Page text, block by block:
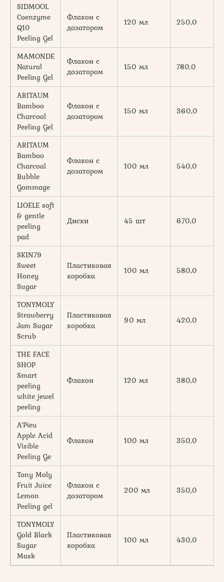
SIDMOOL
Coenzyme
Q10
Peeling Gel
Флакон с
дозатором
120 мл 250,0
MAMONDE
Natural
Peeling Gel
Флакон с
дозатором
150 мл 780,0
ARITAUM
Bamboo
Charcoal
Peeling Gel
Флакон с
дозатором
150 мл 360,0
ARITAUM
Bamboo
Charcoal
Bubble
Gommage
Флакон с
дозатором
100 мл 540,0
LIOELE soft
& gentle
peeling
pad
Диски 45 шт 670,0
SKIN79
Sweet
Honey
Sugar
Пластиковая
коробка
100 мл 580,0
TONYMOLY
Strawberry
Jam Sugar
Scrub
Пластиковая
коробка
90 мл 420,0
THE FACE
SHOP
Smart
peeling
white jewel
peeling
Флакон 120 мл 380,0
A’Pieu
Apple Acid
Visible
Peeling Ge
Флакон 100 мл 350,0
Tony Moly
Fruit Juice
Lemon
Peeling gel
Флакон с
дозатором
200 мл 350,0
TONYMOLY
Gold Black
Sugar
Mask
Пластиковая
коробка
100 мл 430,0